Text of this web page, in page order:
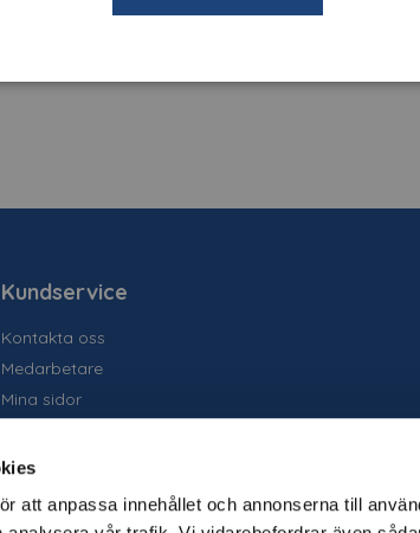
att anpassa innehållet och annonserna till
Kundservice
Kontakta oss
Medarbetare
Mina sidor
Allmänna villkor